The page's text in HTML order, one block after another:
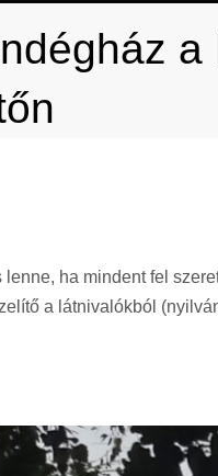
a
lenne, ha mindent fel
a látnivalókból